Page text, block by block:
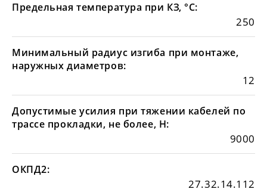
Предельная температура при КЗ, °С:
250
Минимальный радиус изгиба при монтаже,
наружных диаметров:
12
Допустимые усилия при тяжении кабелей по
трассе прокладки, не более, Н:
9000
ОКПД2:
27.32.14.112